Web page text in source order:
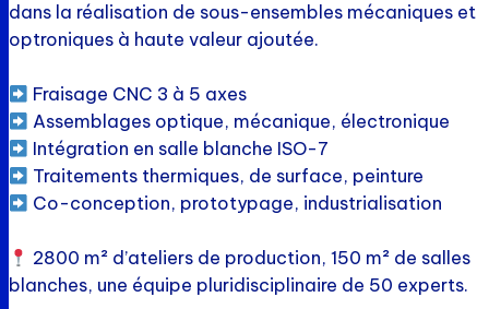
dans la réalisation de sous-ensembles mécaniques et
optroniques à haute valeur ajoutée.
Fraisage CNC 3 à 5 axes
Assemblages optique, mécanique, électronique
Intégration en salle blanche ISO-7
Traitements thermiques, de surface, peinture
Co-conception, prototypage, industrialisation
2800 m² d’ateliers de production, 150 m² de salles
blanches, une équipe pluridisciplinaire de 50 experts.